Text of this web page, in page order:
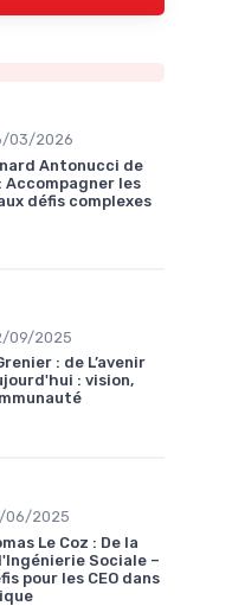
03/2026
Antonucci de
Accompagner les
défis complexes
09/2025
: de L’avenir
: vision,
06/2025
Le Coz : De la
Sociale –
pour les CEO dans